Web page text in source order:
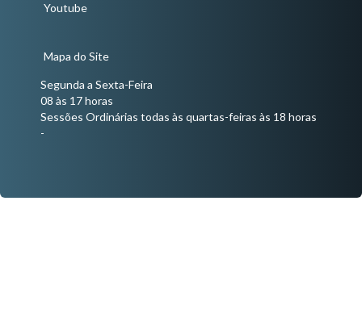
Youtube
Mapa do Site
Segunda a Sexta-Feira
08 às 17 horas
Sessões Ordinárias todas às quartas-feiras às 18 horas
-